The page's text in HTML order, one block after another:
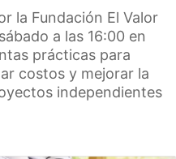
la Fundación El Valor
a las 16:00 en
prácticas para
costos y mejorar la
independientes